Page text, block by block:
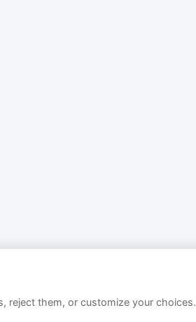
reject them, or customize your choices.